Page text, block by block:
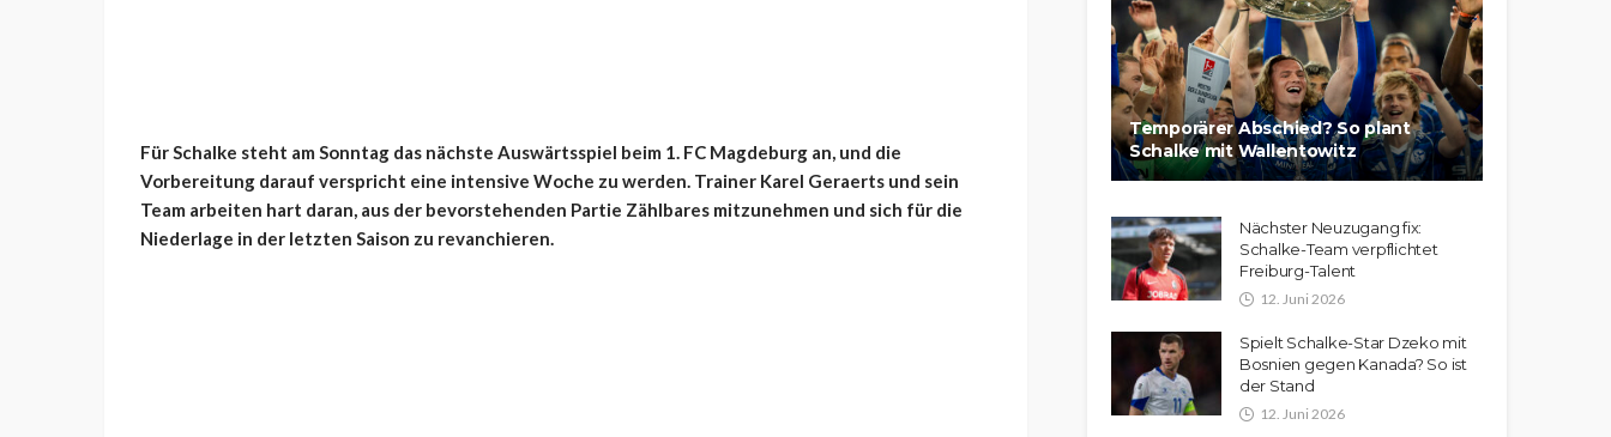
Für Schalke steht am Sonntag das nächste Auswärtsspiel beim 1. FC Magdeburg an, und die
Vorbereitung darauf verspricht eine intensive Woche zu werden. Trainer Karel Geraerts und sein
Team arbeiten hart daran, aus der bevorstehenden Partie Zählbares mitzunehmen und sich für die
Niederlage in der letzten Saison zu revanchieren.
Temporärer Abschied? So plant
Schalke mit Wallentowitz
Nächster Neuzugang fix:
Schalke-Team verpflichtet
Freiburg-Talent
12. Juni 2026
Spielt Schalke-Star Dzeko mit
Bosnien gegen Kanada? So ist
der Stand
12. Juni 2026